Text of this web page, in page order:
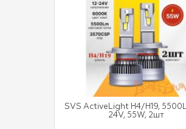
SVS ActiveLight H4/H19,
24V, 55W, 2шт